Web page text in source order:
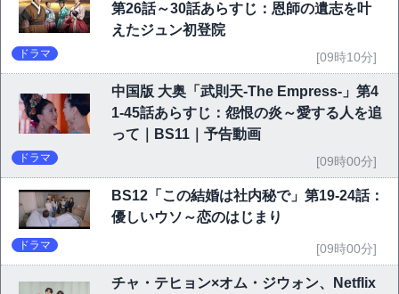
第26話～30話あらすじ：恩師の遺志を叶
えたジュン初登院
ドラマ [09時10分]
中国版 大奥「武則天-The Empress-」第4
1-45話あらすじ：怨恨の炎～愛する人を追
って｜BS11｜予告動画
ドラマ [09時00分]
BS12「この結婚は社内秘で」第19-24話：
優しいウソ～恋のはじまり
ドラマ [09時00分]
チャ・テヒョン×オム・ジウォン、Netflix